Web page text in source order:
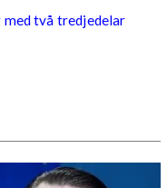
med två tredjedelar